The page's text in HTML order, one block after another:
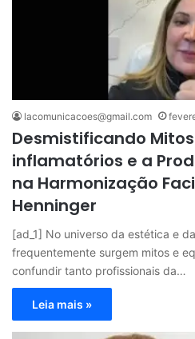
lacomunicacoes@gmail.com
Desmistificando
inflamatórios e a
na Harmonização
Henninger
[ad_1] No universo da estética e
frequentemente surgem mitos e
confundir tanto profissionais da…
Leia mais »